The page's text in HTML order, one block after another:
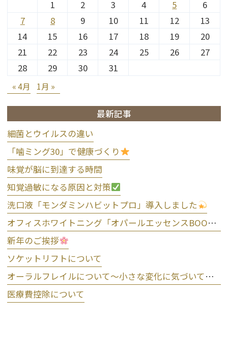
1 2 3 4 5
6
7
8 9 10 11 12
13
14
15 16 17 18 19
20
21
22 23 24 25 26
27
28
29 30 31
« 4月 1月 »
最新記事
細菌とウイルスの違い
「噛ミング30」で健康づくり
味覚が脳に到達する時間
知覚過敏になる原因と対策
洗口液「モンダミンハビットプロ」導入しました
オフィスホワイトニング「オパールエッセンスBOOST」導入しました
新年のご挨拶
ソケットリフトについて
オーラルフレイルについて～小さな変化に気づいて予防しましょう～
医療費控除について